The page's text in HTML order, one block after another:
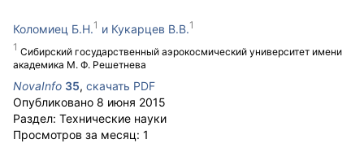
Коломиец Б.Н.
Сибирский государственный аэрокосмический университет имени
академика М. Ф. Решетнева
Кукарцев В.В.
NovaInfo 35, скачать PDF
Опубликовано 8 июня 2015
Раздел: Технические науки
Просмотров за месяц: 1